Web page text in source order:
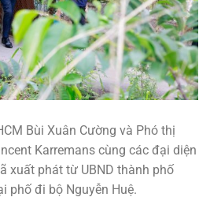
Bùi Xuân Cường và Phó thị
Karremans cùng các đại diện
xuất phát từ UBND thành phố
phố đi bộ Nguyễn Huệ.